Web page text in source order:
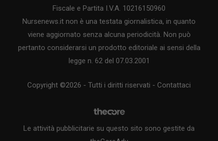
Fiscale e Partita I.V.A. 10216150960
Nursenews.it non è una testata giornalistica, in quanto
viene aggiornato senza alcuna periodicità. Non può
pertanto considerarsi un prodotto editoriale ai sensi della
legge n. 62 del 07.03.2001
Copyright ©2026 - Tutti i diritti riservati - Contattaci
Le attività pubblicitarie su questo sito sono gestite da